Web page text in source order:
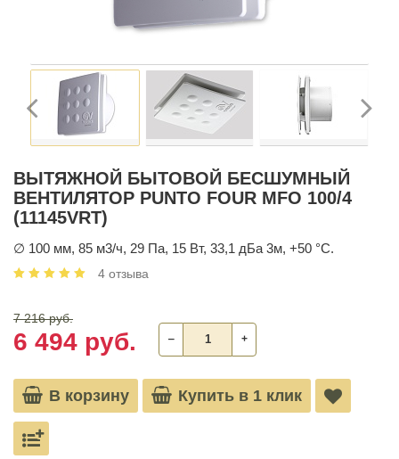
ВЫТЯЖНОЙ БЫТОВОЙ БЕСШУМНЫЙ
ВЕНТИЛЯТОР PUNTO FOUR MFO 100/4
(11145VRT)
∅ 100 мм, 85 м3/ч, 29 Па, 15 Вт, 33,1 дБа 3м, +50 °С.
4 отзыва
7 216 руб.
6 494 руб. ‒ +
В корзину Купить в 1 клик